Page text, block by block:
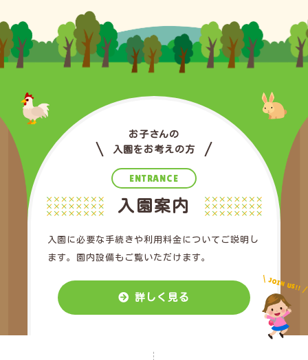
お子さんの
入園をお考えの方
ENTRANCE
入園案内
入園に必要な手続きや利用料金についてご説明し
ます。園内設備もご覧いただけます。
詳しく見る
JOIN US!!